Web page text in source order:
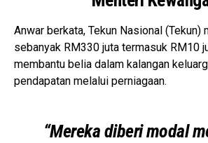
Anwar berkata, Tekun Nasional (Tekun)
sebanyak RM330 juta termasuk RM10
membantu belia dalam kalangan
pendapatan melalui perniagaan.
“Mereka diberi modal